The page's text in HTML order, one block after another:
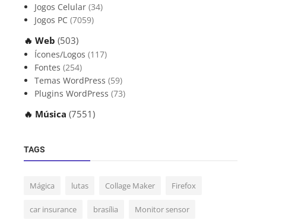
Jogos Celular (34)
Jogos PC (7059)
🔥 Web (503)
Ícones/Logos (117)
Fontes (254)
Temas WordPress (59)
Plugins WordPress (73)
🔥 Música (7551)
TAGS
Mágica lutas Collage Maker Firefox
car insurance brasília Monitor sensor